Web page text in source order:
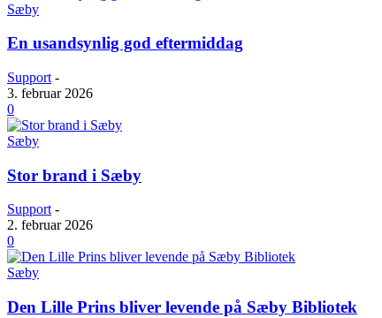
Sæby
En usandsynlig god eftermiddag
Support -
3. februar 2026
0
Sæby
Stor brand i Sæby
Support -
2. februar 2026
0
Sæby
Den Lille Prins bliver levende på Sæby Bibliotek